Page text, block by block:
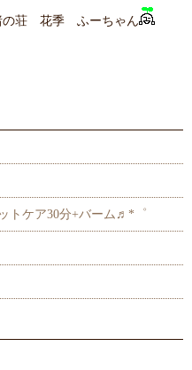
の荘 花季 ふーちゃん
トケア30分+バーム♬*゜